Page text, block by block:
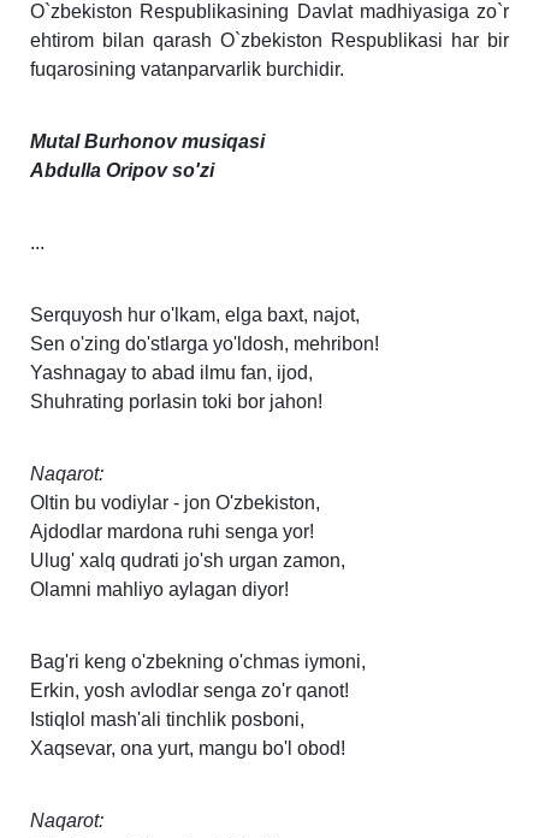
O`zbekiston Respublikаsining Dаvlаt mаdhiyasigа zo`r
ehtirom bilаn qаrаsh O`zbekiston Respublikаsi hаr bir
fuqаrosining vаtаnpаrvаrlik burchidir.
Mutal Burhonov musiqasi
Abdulla Oripov so'zi
...
Serquyosh hur o'lkam, elga baxt, najot,
Sen o'zing do'stlarga yo'ldosh, mehribon!
Yashnagay to abad ilmu fan, ijod,
Shuhrating porlasin toki bor jahon!
Naqarot:
Oltin bu vodiylar - jon O'zbekiston,
Ajdodlar mardona ruhi senga yor!
Ulug' xalq qudrati jo'sh urgan zamon,
Olamni mahliyo aylagan diyor!
Bag'ri keng o'zbekning o'chmas iymoni,
Erkin, yosh avlodlar senga zo'r qanot!
Istiqlol mash'ali tinchlik posboni,
Xaqsevar, ona yurt, mangu bo'l obod!
Naqarot: